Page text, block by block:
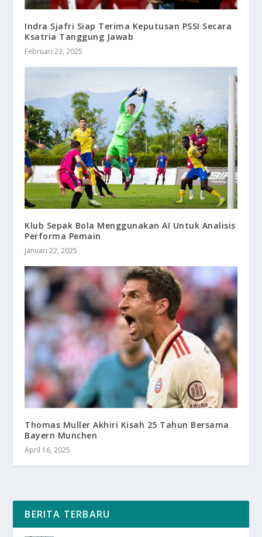
Indra Sjafri Siap Terima Keputusan PSSI Secara
Ksatria Tanggung Jawab
Februari 23, 2025
Klub Sepak Bola Menggunakan AI Untuk Analisis
Performa Pemain
Januari 22, 2025
Thomas Muller Akhiri Kisah 25 Tahun Bersama
Bayern Munchen
April 16, 2025
BERITA TERBARU